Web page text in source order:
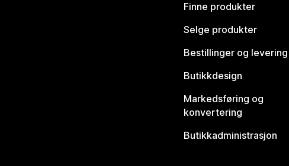
Finne produkter
Selge produkter
Bestillinger og levering
Butikkdesign
Markedsføring og
konvertering
Butikkadministrasjon